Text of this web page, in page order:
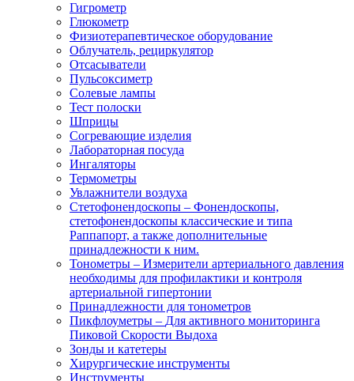
Гигрометр
Глюкометр
Физиотерапевтическое оборудование
Облучатель, рециркулятор
Отсасыватели
Пульсоксиметр
Солевые лампы
Тест полоски
Шприцы
Согревающие изделия
Лабораторная посуда
Ингаляторы
Термометры
Увлажнители воздуха
Стетофонендоскопы – Фонендоскопы,
стетофонендоскопы классические и типа
Раппапорт, а также дополнительные
принадлежности к ним.
Тонометры – Измерители артериального давления
необходимы для профилактики и контроля
артериальной гипертонии
Принадлежности для тонометров
Пикфлоуметры – Для активного мониторинга
Пиковой Скорости Выдоха
Зонды и катетеры
Хирургические инструменты
Инструменты